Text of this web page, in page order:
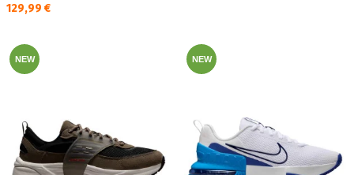
Текуща цена:
129,99 €
NEW NEW